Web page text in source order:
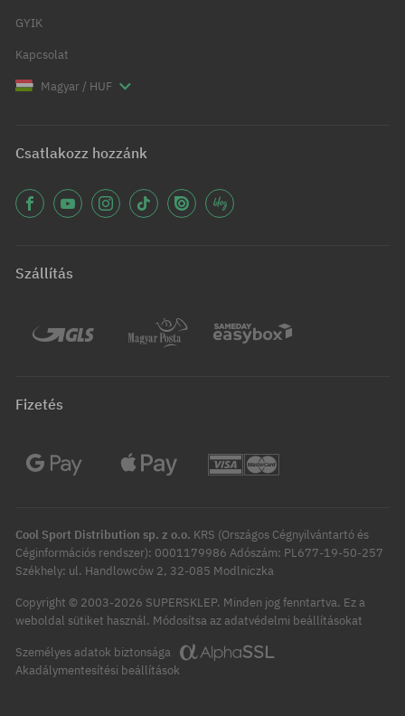
GYIK
Kapcsolat
Magyar / HUF
Csatlakozz hozzánk
Szállítás
Fizetés
Cool Sport Distribution sp. z o.o. KRS (Országos Cégnyilvántartó és
Céginformációs rendszer): 0001179986 Adószám: PL677-19-50-257
Székhely: ul. Handlowców 2, 32-085 Modlniczka
Copyright © 2003-2026 SUPERSKLEP. Minden jog fenntartva. Ez a
weboldal sütiket használ. Módosítsa az adatvédelmi beállításokat
Személyes adatok biztonsága
Akadálymentesítési beállítások